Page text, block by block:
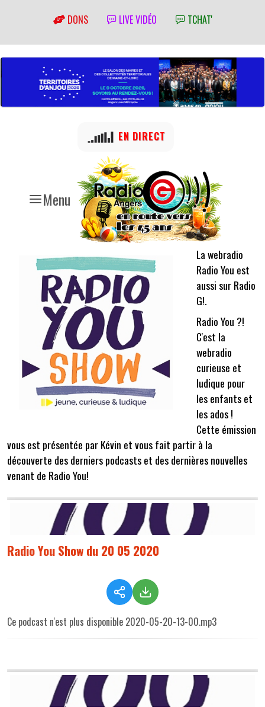
DONS LIVE VIDÉO TCHAT'
Menu
EN DIRECT
La webradio
Radio You est
aussi sur Radio
G!.
Radio You ?!
C'est la
webradio
curieuse et
ludique pour
les enfants et
les ados !
Cette émission
vous est présentée par Kévin et vous fait partir à la
découverte des derniers podcasts et des dernières nouvelles
venant de Radio You!
Radio You Show du 20 05 2020
Ce podcast n'est plus disponible 2020-05-20-13-00.mp3